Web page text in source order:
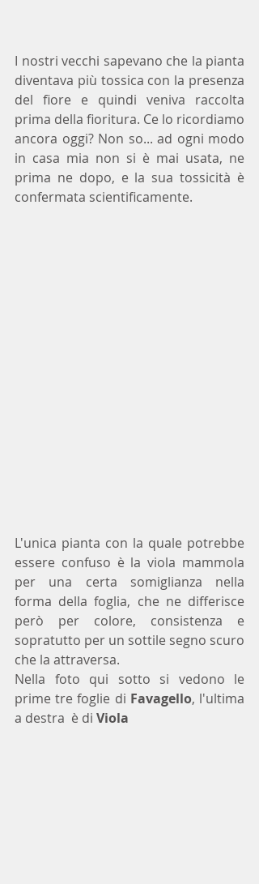
I nostri vecchi sapevano che la pianta
diventava più tossica con la presenza
del fiore e quindi veniva raccolta
prima della fioritura. Ce lo ricordiamo
ancora oggi? Non so... ad ogni modo
in casa mia non si è mai usata, ne
prima ne dopo, e la sua tossicità è
confermata scientificamente.
L'unica pianta con la quale potrebbe
essere confuso è la viola mammola
per una certa somiglianza nella
forma della foglia, che ne differisce
però per colore, consistenza e
sopratutto per un sottile segno scuro
che la attraversa.
Nella foto qui sotto si vedono le
prime tre foglie di Favagello, l'ultima
a destra  è di Viola